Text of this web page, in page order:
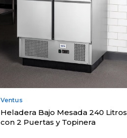
Ventus
Heladera Bajo Mesada 240 Litros
con 2 Puertas y Topinera